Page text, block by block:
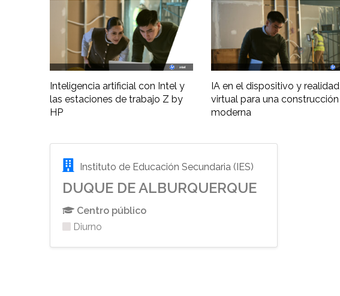
Inteligencia artificial con Intel y
las estaciones de trabajo Z by
HP
IA en el dispositivo y realidad
virtual para una construcción
moderna
Instituto de Educación Secundaria (IES)
DUQUE DE ALBURQUERQUE
Centro público
Diurno